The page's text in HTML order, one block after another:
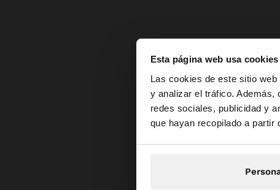
Esta página web usa cookies
Las cookies de este sitio
y analizar el tráfico. Además,
redes sociales, publicidad y
que hayan recopilado a partir
hola
Estás accediendo a